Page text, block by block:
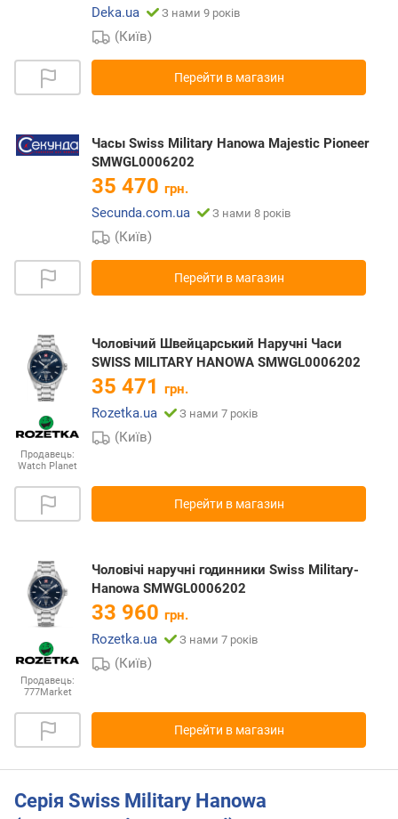
Deka.ua
З нами 9 років
(Київ)
Перейти в магазин
Часы Swiss Military Hanowa Majestic Pioneer
SMWGL0006202
35 470 грн.
Secunda.com.ua
З нами 8 років
(Київ)
Перейти в магазин
Продавець:
Watch Planet
Чоловічий Швейцарський Наручні Часи
SWISS MILITARY HANOWA SMWGL0006202
35 471 грн.
Rozetka.ua
З нами 7 років
(Київ)
Перейти в магазин
Продавець:
777Market
Чоловічі наручні годинники Swiss Military-
Hanowa SMWGL0006202
33 960 грн.
Rozetka.ua
З нами 7 років
(Київ)
Перейти в магазин
Серія Swiss Military Hanowa